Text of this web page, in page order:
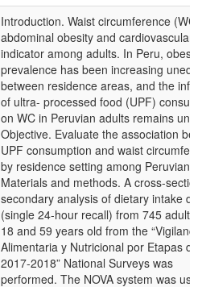
Introduction. Waist circumference
abdominal obesity and cardiovascular
indicator among adults. In Peru, obesity
prevalence has been increasing
between residence areas, and the
of ultra- processed food (UPF)
on WC in Peruvian adults remains
Objective. Evaluate the association
UPF consumption and waist
by residence setting among Peruvian
Materials and methods. A cross-
secondary analysis of dietary intake
(single 24-hour recall) from 745 adults
18 and 59 years old from the
Alimentaria y Nutricional por Etapas de
2017-2018” National Surveys was
performed. The NOVA system was